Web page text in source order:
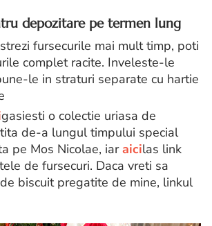
depozitarepe termen lung
fursecurile mai mult timp, poti
complet racite. Inveleste-le
le in straturi separate cu hartie
gasiesti o colectie uriasa de
de-a lungul timpului special
pe Mos Nicolae, iaraicilas link
de fursecuri. Daca vreti sa
biscuit pregatite de mine, linkul